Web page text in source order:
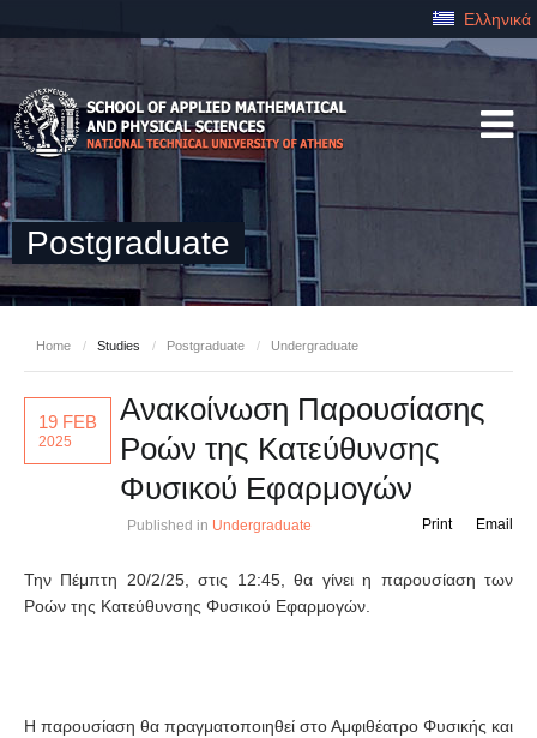
Ελληνικά
Postgraduate
Home / Studies / Postgraduate / Undergraduate
19 FEB
2025
Ανακοίνωση Παρουσίασης
Ροών της Κατεύθυνσης
Φυσικού Εφαρμογών
Published in Undergraduate Email
Print
Την Πέμπτη 20/2/25, στις 12:45, θα γίνει η παρουσίαση των
Ροών της Κατεύθυνσης Φυσικού Εφαρμογών.
Η παρουσίαση θα πραγματοποιηθεί στο Αμφιθέατρο Φυσικής και